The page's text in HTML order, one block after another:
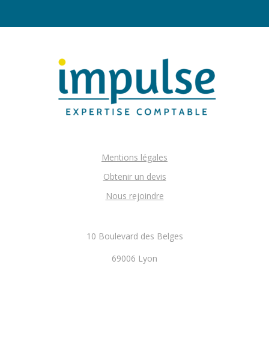
Mentions légales
Obtenir un devis
Nous rejoindre
10 Boulevard des Belges
69006 Lyon